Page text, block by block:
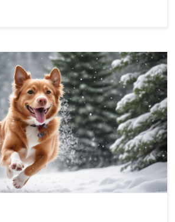
속화된 새롭고 안정적인 확산 모델